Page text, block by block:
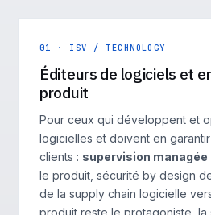
01 · ISV / TECHNOLOGY
Éditeurs de logiciels et
produit
Pour ceux qui développent et
logicielles et doivent en
clients : supervision managée
le produit, sécurité by design
de la supply chain logicielle
produit reste le protagoniste,